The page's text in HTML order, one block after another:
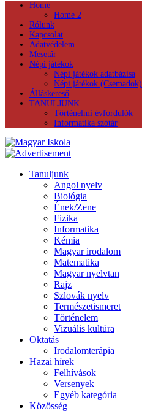
Home
Home 2
Rólunk
Kapcsolat
Adatvédelem
Mesetár
Népi játékok
Népi játékok adatbázisa
Népi játékok (Csemadok)
Álláskereső
TANULJUNK
Történelmi évfordulók
Informatika szótár
Tanuljunk
Angol nyelv
Biológia
Ének/Zene
Fizika
Informatika
Kémia
Magyar irodalom
Matematika
Magyar nyelvtan
Rajz
Szlovák nyelv
Természetismeret
Történelem
Vizuális kultúra
Oktatás
Irodalomterápia
Hazai hírek
Felhívások
Versenyek
Egyéb kategória
Közösség